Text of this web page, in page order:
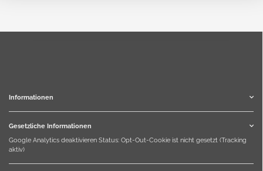
Informationen
Gesetzliche Informationen
Google Analytics deaktivieren Status: Opt-Out-Cookie ist nicht gesetzt (Tracking
aktiv)